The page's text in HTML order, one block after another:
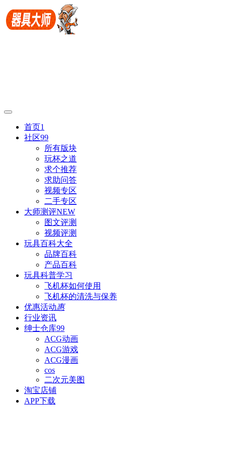
首页1
社区99
所有版块
玩杯之道
求个推荐
求助问答
视频专区
二手专区
大师测评NEW
图文评测
视频评测
玩具百科大全
品牌百科
产品百科
玩具科普学习
飞机杯如何使用
飞机杯的清洗与保养
优惠活动惠
行业资讯
绅士仓库99
ACG动画
ACG游戏
ACG漫画
cos
二次元美图
淘宝店铺
APP下载